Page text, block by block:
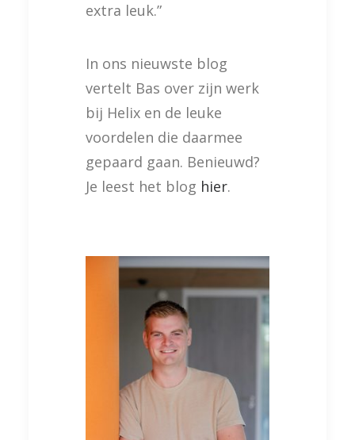
extra leuk.”
In ons nieuwste blog
vertelt Bas over zijn werk
bij Helix en de leuke
voordelen die daarmee
gepaard gaan. Benieuwd?
Je leest het blog hier.